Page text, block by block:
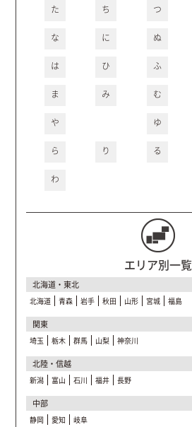
た ち つ
な に ぬ
は ひ ふ
ま み む
や ゆ
ら り る
わ
エリア別一覧
北海道・東北
北海道 青森 岩手 秋田 山形 宮城 福島
関東
埼玉 栃木 群馬 山梨 神奈川
北陸・信越
新潟 富山 石川 福井 長野
中部
静岡 愛知 岐阜